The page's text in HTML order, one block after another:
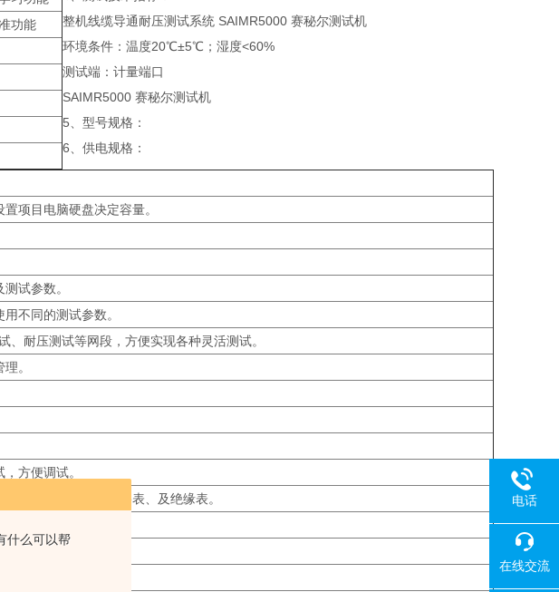
什么可以帮
功能
项目电脑硬盘决定容量。
试参数。
不同的测试参数。
、耐压测试等网段，方便实现各种灵活测试。
。
方便调试。
，并且自动设定网络表、及绝缘表。
试，显示测试阻值。
整机线缆导通耐压测试系统 SAIMR5000 赛秘尔测试机
环境条件：温度20℃±5℃；湿度<60%
测试端：计量端口
SAIMR5000 赛秘尔测试机
5、型号规格：
6、供电规格：
电话
在线交流